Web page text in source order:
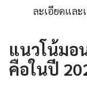
ละเอียดแล
แนวโน้มอ
คือในปี